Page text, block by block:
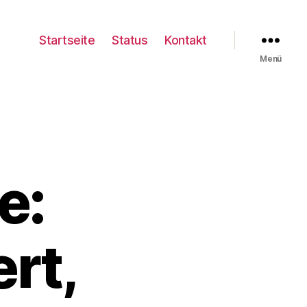
Startseite Status Kontakt
Menü